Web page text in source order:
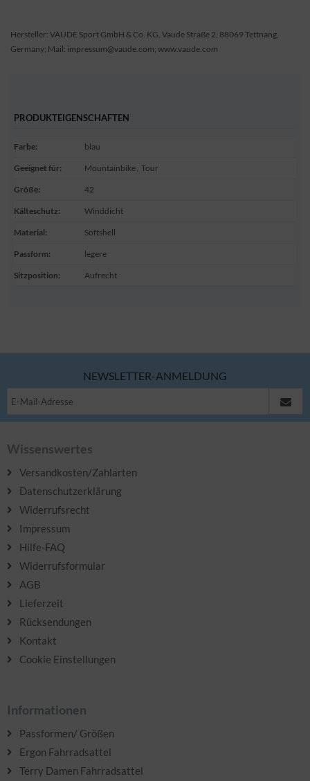
Hersteller: VAUDE Sport GmbH & Co. KG, Vaude Straße 2, 88069 Tettnang,
Germany; Mail: impressum@vaude.com; www.vaude.com
PRODUKTEIGENSCHAFTEN
Farbe: blau
Geeignet für: Mountainbike Tour
Größe: 42
Kälteschutz: Winddicht
Material: Softshell
Passform: legere
Sitzposition: Aufrecht
NEWSLETTER-ANMELDUNG
Wissenswertes
Versandkosten/Zahlarten
Datenschutzerklärung
Widerrufsrecht
Impressum
Hilfe-FAQ
Widerrufsformular
AGB
Lieferzeit
Rücksendungen
Kontakt
Cookie Einstellungen
Informationen
Passformen/ Größen
Ergon Fahrradsattel
Terry Damen Fahrradsattel